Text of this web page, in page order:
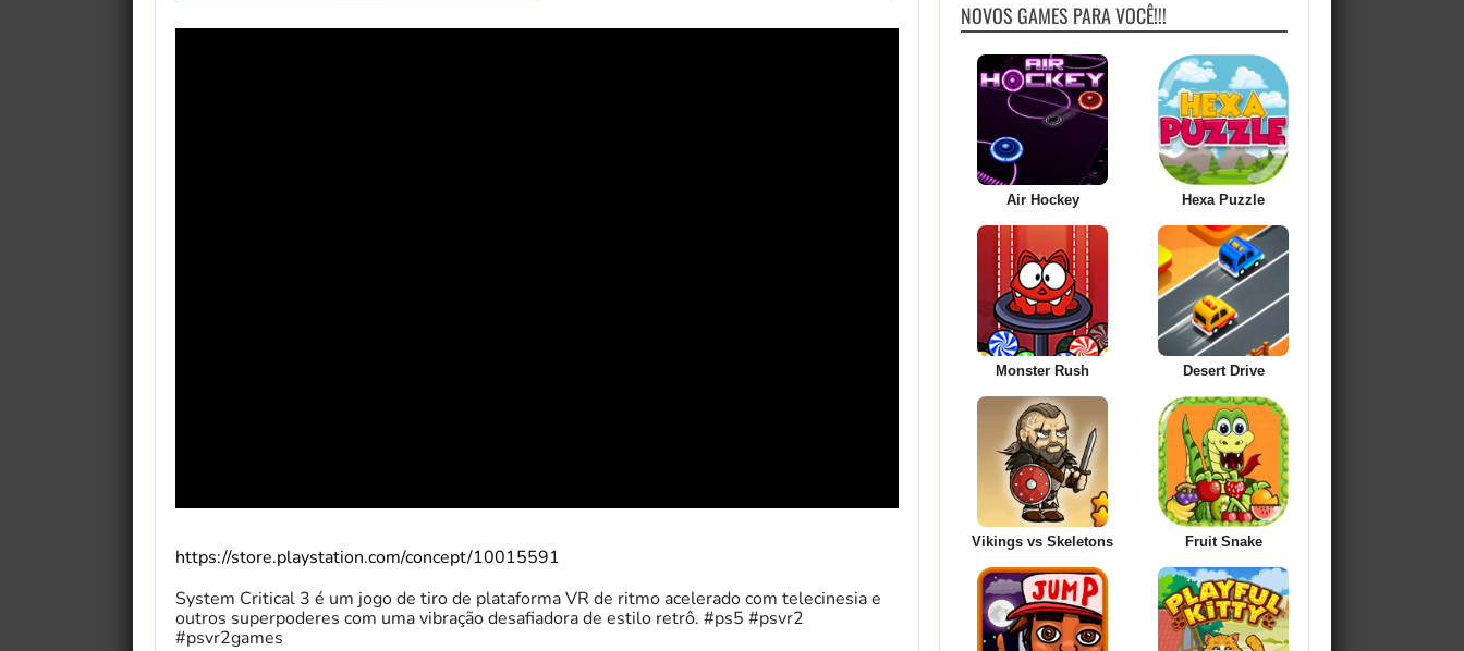
https://store.playstation.com/concept/10015591
System Critical 3 é um jogo de tiro de plataforma VR de ritmo acelerado com telecinesia e
outros superpoderes com uma vibração desafiadora de estilo retrô. #ps5 #psvr2
#psvr2games
NOVOS GAMES PARA VOCÊ!!!
Air Hockey Hexa Puzzle
Monster Rush Desert Drive
Vikings vs Skeletons Fruit Snake